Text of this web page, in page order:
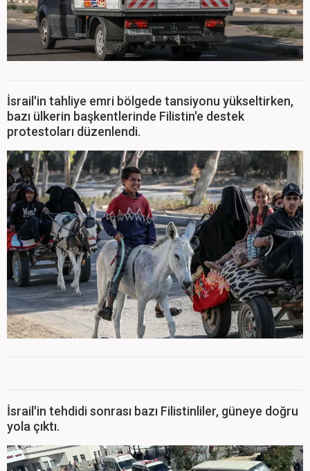
İsrail'in tahliye emri bölgede tansiyonu yükseltirken,
bazı ülkerin başkentlerinde Filistin'e destek
protestoları düzenlendi.
İsrail'in tehdidi sonrası bazı Filistinliler, güneye doğru
yola çıktı.